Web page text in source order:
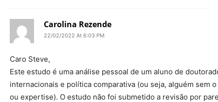
Carolina Rezende
22/02/2022 At 6:03 PM
Caro Steve,
Este estudo é uma análise pessoal de um aluno de
internacionais e política comparativa (ou seja, alguém sem
ou expertise). O estudo não foi submetido a revisão por